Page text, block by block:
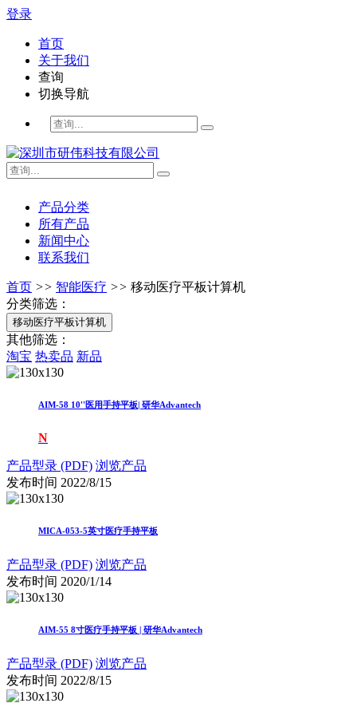
登录
首页
关于我们
查询
切换导航
产品分类
所有产品
新闻中心
联系我们
首页 >> 智能医疗 >> 移动医疗平板计算机
分类筛选：
移动医疗平板计算机
其他筛选：
淘宝 热卖品 新品
AIM-58 10''医用手持平板| 研华Advantech
N
产品型录 (PDF) 浏览产品
发布时间 2022/8/15
MICA-053-5英寸医疗手持平板
产品型录 (PDF) 浏览产品
发布时间 2020/1/14
AIM-55 8寸医疗手持平板 | 研华Advantech
产品型录 (PDF) 浏览产品
发布时间 2022/8/15